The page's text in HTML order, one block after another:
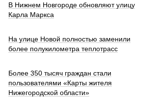
В Нижнем Новгороде обновляют улицу
Карла Маркса
На улице Новой полностью заменили
более полукилометра теплотрасс
Более 350 тысяч граждан стали
пользователями «Карты жителя
Нижегородской области»